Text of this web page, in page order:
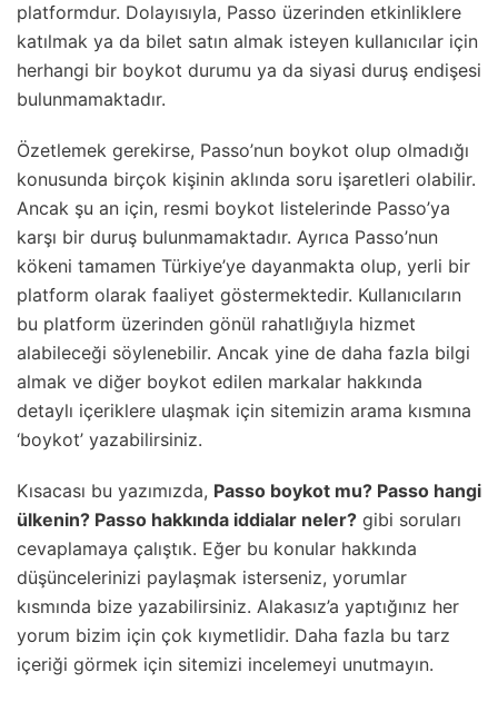
platformdur. Dolayısıyla, Passo üzerinden etkinliklere
katılmak ya da bilet satın almak isteyen kullanıcılar için
herhangi bir boykot durumu ya da siyasi duruş endişesi
bulunmamaktadır.
Özetlemek gerekirse, Passo’nun boykot olup olmadığı
konusunda birçok kişinin aklında soru işaretleri olabilir.
Ancak şu an için, resmi boykot listelerinde Passo’ya
karşı bir duruş bulunmamaktadır. Ayrıca Passo’nun
kökeni tamamen Türkiye’ye dayanmakta olup, yerli bir
platform olarak faaliyet göstermektedir. Kullanıcıların
bu platform üzerinden gönül rahatlığıyla hizmet
alabileceği söylenebilir. Ancak yine de daha fazla bilgi
almak ve diğer boykot edilen markalar hakkında
detaylı içeriklere ulaşmak için sitemizin arama kısmına
‘boykot’ yazabilirsiniz.
Kısacası bu yazımızda, Passo boykot mu? Passo hangi
ülkenin? Passo hakkında iddialar neler? gibi soruları
cevaplamaya çalıştık. Eğer bu konular hakkında
düşüncelerinizi paylaşmak isterseniz, yorumlar
kısmında bize yazabilirsiniz. Alakasız’a yaptığınız her
yorum bizim için çok kıymetlidir. Daha fazla bu tarz
içeriği görmek için sitemizi incelemeyi unutmayın.